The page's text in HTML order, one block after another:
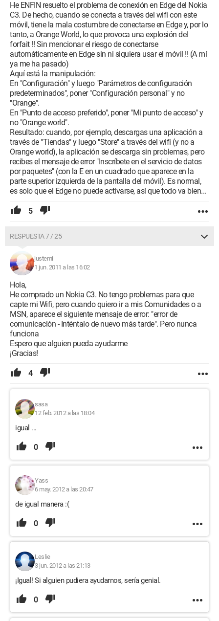
He ENFIN resuelto el problema de conexión en Edge del Nokia
C3. De hecho, cuando se conecta a través del wifi con este
móvil, tiene la mala costumbre de conectarse en Edge y, por lo
tanto, a Orange World, lo que provoca una explosión del
forfait !! Sin mencionar el riesgo de conectarse
automáticamente en Edge sin ni siquiera usar el móvil !! (A mí
ya me ha pasado)
Aquí está la manipulación:
En "Configuración" y luego "Parámetros de configuración
predeterminados", poner "Configuración personal" y no
"Orange".
En "Punto de acceso preferido", poner "Mi punto de acceso" y
no "Orange world".
Resultado: cuando, por ejemplo, descargas una aplicación a
través de "Tiendas" y luego "Store" a través del wifi (y no a
Orange world), la aplicación se descarga sin problemas, pero
recibes el mensaje de error "Inscríbete en el servicio de datos
por paquetes" (con la E en un cuadrado que aparece en la
parte superior izquierda de la pantalla del móvil). Es normal,
es solo que el Edge no puede activarse, así que todo va bien...
5
RESPUESTA 7 / 25
justemi
1 jun. 2011 a las 16:02
Hola,
He comprado un Nokia C3. No tengo problemas para que
capte mi Wifi, pero cuando quiero ir a mis Comunidades o a
MSN, aparece el siguiente mensaje de error: "error de
comunicación - Inténtalo de nuevo más tarde". Pero nunca
funciona
Espero que alguien pueda ayudarme
¡Gracias!
4
sasa
12 feb. 2012 a las 18:04
igual ...
0
Yass
6 may. 2012 a las 20:47
de igual manera :(
0
Leslie
3 jun. 2012 a las 21:13
¡Igual! Si alguien pudiera ayudarnos, sería genial.
0